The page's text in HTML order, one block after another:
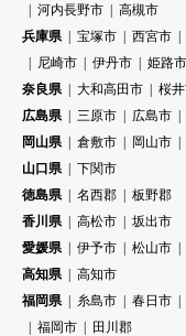
河内長野市
高槻市
兵庫県
宝塚市 西宮市
尼崎市
伊丹市 姫路市
奈良県
大和高田市 桜
広島県
三原市 広島市
岡山県
倉敷市 岡山市
山口県
下関市
徳島県
名西郡
板野郡
香川県
高松市
坂出市
愛媛県
伊予市 松山市
高知県
高知市
福岡県
糸島市 春日市
福岡市
田川郡